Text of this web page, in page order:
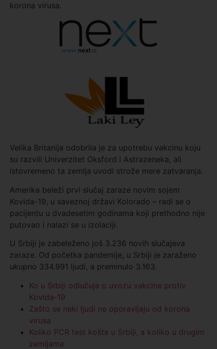
korona virusa.
Velika Britanija odobrila je za upotrebu vakcinu koju
su razvili Univerzitet Oksford i Astrazeneka, ali
istovremeno ta zemlja uvodi strože mere zatvaranja.
Amerika beleži prvi slučaj zaraze novim sojem
Kovida-19, u saveznoj državi Kolorado – radi se o
pacijentu u dvadesetim godinama koji prethodno nije
putovao i nalazi se u izolaciji.
U Srbiji je zabeleženo još 3.236 novih slučajeva
zaraze. Od početka pandemije, u Srbiji je zaraženo
ukupno 334.991 ljudi, a preminulo 3.163.
Ko u Srbiji odlučuje o uvozu vakcine protiv
Kovida-19
Zašto se neki ljudi ne oporavljaju od korona
virusa
Koliko PCR test košta u Srbiji, a koliko u drugim
zemljama